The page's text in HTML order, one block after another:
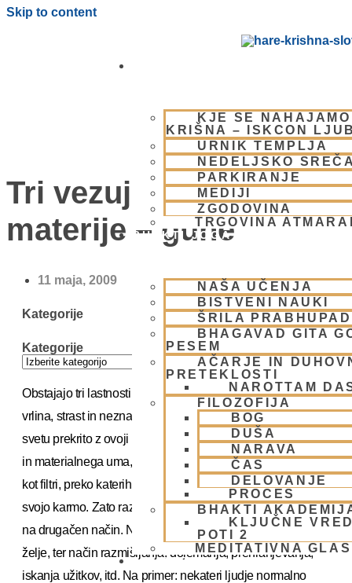
Skip to content
KJE SE
KRIŠNA – ISKCON
URNIK TEMPLJA
NEDELJSKO
PARKIRANJE
MEDIJI
ZGODOVINA
TRGOVINA
BHAKTI JOGA
NAŠA UČENJA
BISTVENI NAUKI
ŠRILA
BHAGAVAD GITA
PESEM
AČARJE IN
PRETEKLOSTI
NAROTTAM
FILOZOFIJA
BOG
DUŠA
NARAVA
ČAS
DELOVANJE
PROCES
BHAKTI
KLJUČNE
POTI 2
MEDITATIVNA
SKUPNOST
Tri vezujoče sile
materije – gune
11 maja, 2009
Kategorije
Kategorije
Obstajajo tri lastnosti (gune) materialne narave, in sicer
vrlina, strast in neznanje. Ko je živo bitje v materialnem
svetu prekrito z ovoji lažnega ega, materialne inteligence
in materialnega uma, lastnosti materialne narave delujejo
kot filtri, preko katerih živo bitje doživlja stvari glede na
svojo karmo. Zato različna živa bitja dojamejo isto okolje
na drugačen način. Na te lastnosti so vezani koncepti,
želje, ter način razmišljanja, dojemanja, prehranjevanja,
iskanja užitkov, itd. Na primer: nekateri ljudje normalno